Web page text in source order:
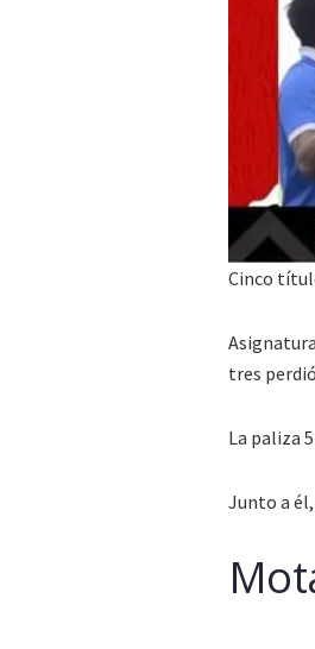
Cinco
tres
La paliza
Junto a